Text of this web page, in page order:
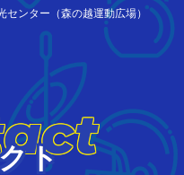
センター（森の越運動広場）
ト